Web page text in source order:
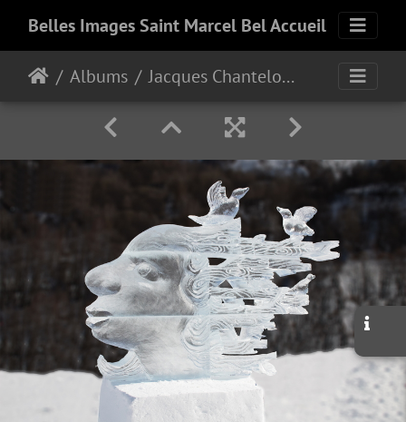
Belles Images Saint Marcel Bel Accueil
Albums Jacques Chanteloup